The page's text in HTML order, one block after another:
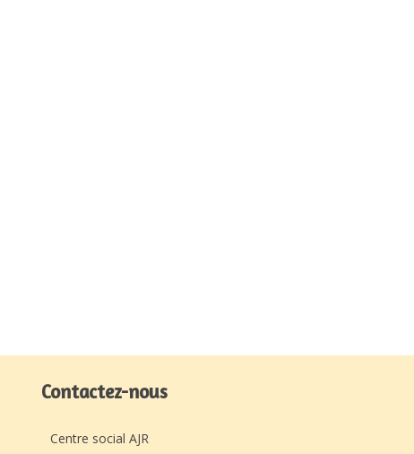
Contactez-nous
Centre social AJR